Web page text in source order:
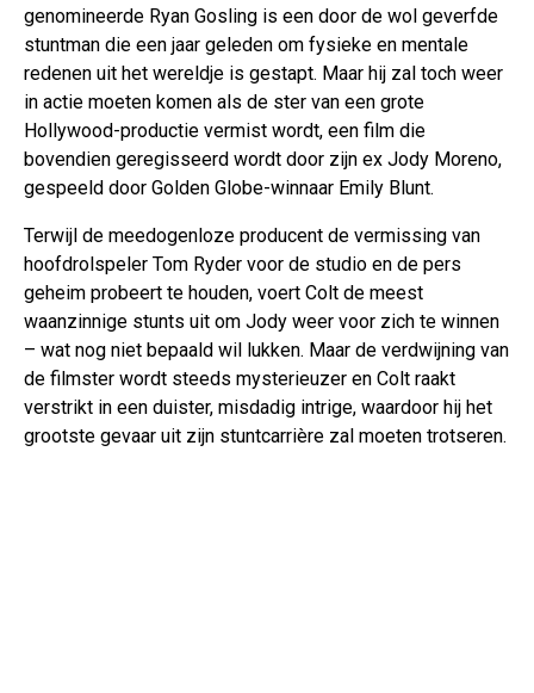
genomineerde Ryan Gosling is een door de wol geverfde
stuntman die een jaar geleden om fysieke en mentale
redenen uit het wereldje is gestapt. Maar hij zal toch weer
in actie moeten komen als de ster van een grote
Hollywood-productie vermist wordt, een film die
bovendien geregisseerd wordt door zijn ex Jody Moreno,
gespeeld door Golden Globe-winnaar Emily Blunt.
Terwijl de meedogenloze producent de vermissing van
hoofdrolspeler Tom Ryder voor de studio en de pers
geheim probeert te houden, voert Colt de meest
waanzinnige stunts uit om Jody weer voor zich te winnen
– wat nog niet bepaald wil lukken. Maar de verdwijning van
de filmster wordt steeds mysterieuzer en Colt raakt
verstrikt in een duister, misdadig intrige, waardoor hij het
grootste gevaar uit zijn stuntcarrière zal moeten trotseren.